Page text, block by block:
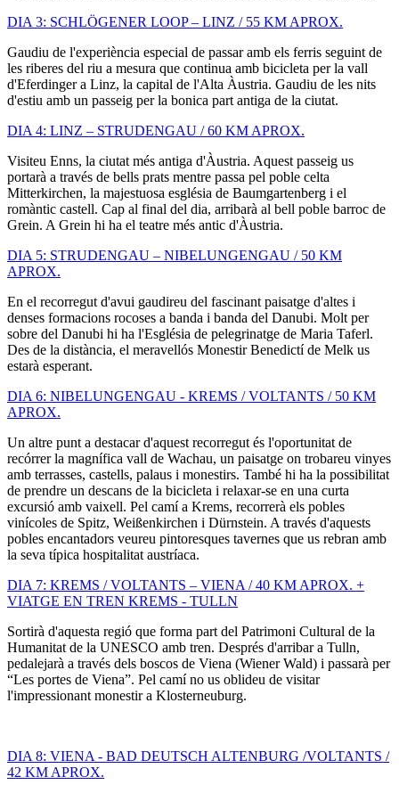
DIA 3: SCHLÖGENER LOOP – LINZ / 55 KM APROX.
Gaudiu de l'experiència especial de passar amb els ferris seguint de
les riberes del riu a mesura que continua amb bicicleta per la vall
d'Eferdinger a Linz, la capital de l'Alta Àustria. Gaudiu de les nits
d'estiu amb un passeig per la bonica part antiga de la ciutat.
DIA 4: LINZ – STRUDENGAU / 60 KM APROX.
Visiteu Enns, la ciutat més antiga d'Àustria. Aquest passeig us
portarà a través de bells prats mentre passa pel poble celta
Mitterkirchen, la majestuosa església de Baumgartenberg i el
romàntic castell. Cap al final del dia, arribarà al bell poble barroc de
Grein. A Grein hi ha el teatre més antic d'Àustria.
DIA 5: STRUDENGAU – NIBELUNGENGAU / 50 KM
APROX.
En el recorregut d'avui gaudireu del fascinant paisatge d'altes i
denses formacions rocoses a banda i banda del Danubi. Molt per
sobre del Danubi hi ha l'Església de pelegrinatge de Maria Taferl.
Des de la distància, el meravellós Monestir Benedictí de Melk us
estarà esperant.
DIA 6: NIBELUNGENGAU - KREMS / VOLTANTS / 50 KM
APROX.
Un altre punt a destacar d'aquest recorregut és l'oportunitat de
recórrer la magnífica vall de Wachau, un paisatge on trobareu vinyes
amb terrasses, castells, palaus i monestirs. També hi ha la possibilitat
de prendre un descans de la bicicleta i relaxar-se en una curta
excursió amb vaixell. Pel camí a Krems, recorrerà els pobles
vinícoles de Spitz, Weißenkirchen i Dürnstein. A través d'aquests
pobles encantadors veureu pintoresques tavernes que us rebran amb
la seva típica hospitalitat austríaca.
DIA 7: KREMS / VOLTANTS – VIENA / 40 KM APROX. +
VIATGE EN TREN KREMS - TULLN
Sortirà d'aquesta regió que forma part del Patrimoni Cultural de la
Humanitat de la UNESCO amb tren. Després d'arribar a Tulln,
pedalejarà a través dels boscos de Viena (Wiener Wald) i passarà per
“Les portes de Viena”. Pel camí no us oblideu de visitar
l'impressionant monestir a Klosterneuburg.
DIA 8: VIENA - BAD DEUTSCH ALTENBURG /VOLTANTS /
42 KM APROX.